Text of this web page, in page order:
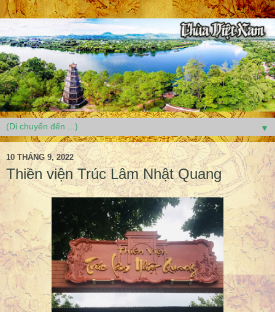
▼
10 THÁNG 9, 2022
Thiền viện Trúc Lâm Nhật Quang